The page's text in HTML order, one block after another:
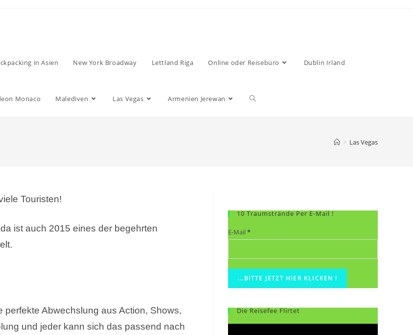
in Asien New York Broadway Lettland Riga Online oder Reisebüro Dublin Irland
Monaco Malediven Las Vegas Armenien Jerewan
> Las Vegas
Touristen!
ist auch 2015 eines der begehrten
Abwechslung aus Action, Shows,
und jeder kann sich das passend nach
10 Traumstrände Per E-Mail !
E-Mail*
Die Reisefee Flirtet